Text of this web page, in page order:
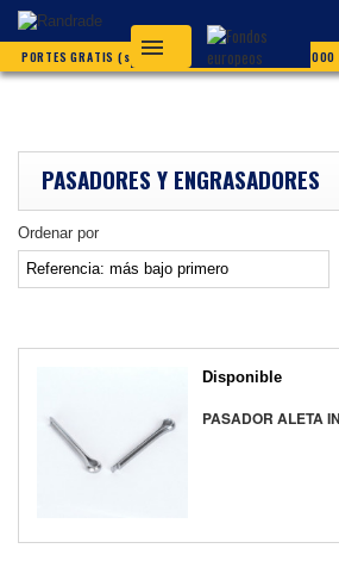
PORTES GRATIS (según condiciones) ¡Más de
PASADORES Y ENGRASADORES
Ordenar por
Disponible
PASADOR ALETA